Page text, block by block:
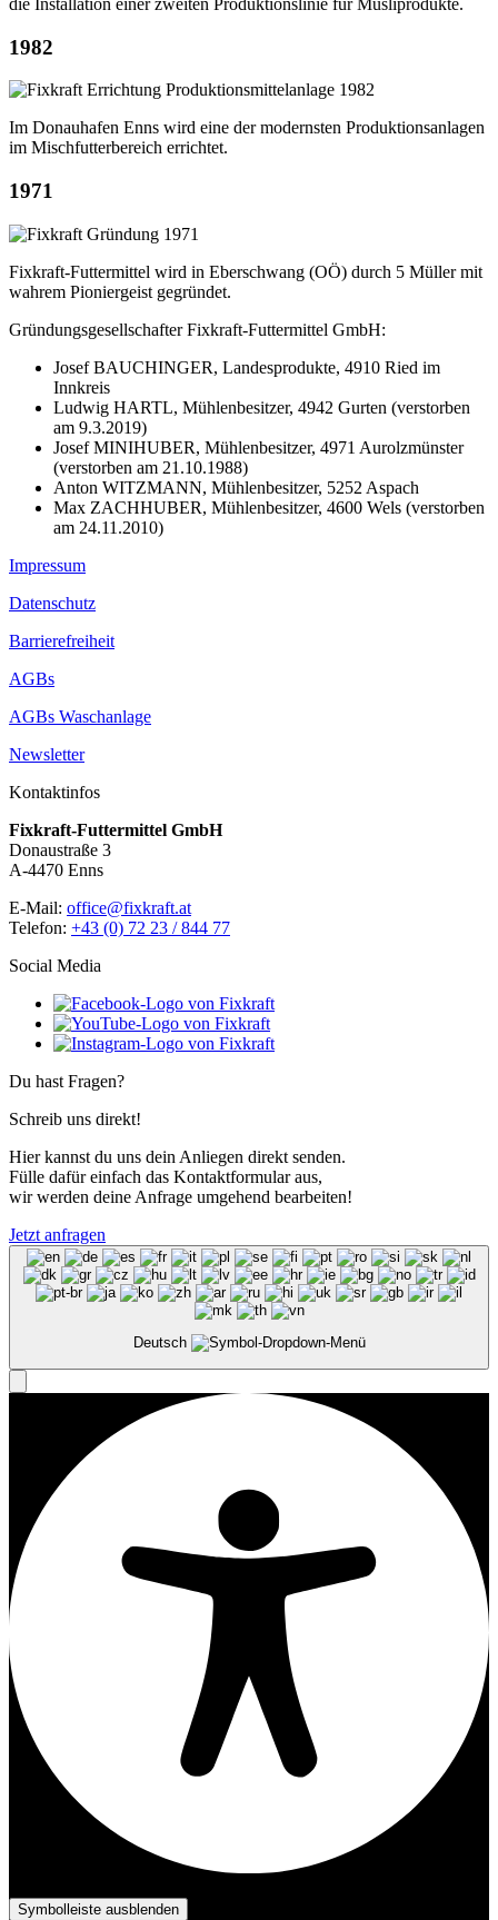
die Installation einer zweiten Produktionslinie für Müsliprodukte.
1982
Im Donauhafen Enns wird eine der modernsten Produktionsanlagen
im Mischfutterbereich errichtet.
1971
Fixkraft-Futtermittel wird in Eberschwang (OÖ) durch 5 Müller mit
wahrem Pioniergeist gegründet.
Gründungsgesellschafter Fixkraft-Futtermittel GmbH:
Josef BAUCHINGER, Landesprodukte, 4910 Ried im
Innkreis
Ludwig HARTL, Mühlenbesitzer, 4942 Gurten (verstorben
am 9.3.2019)
Josef MINIHUBER, Mühlenbesitzer, 4971 Aurolzmünster
(verstorben am 21.10.1988)
Anton WITZMANN, Mühlenbesitzer, 5252 Aspach
Max ZACHHUBER, Mühlenbesitzer, 4600 Wels (verstorben
am 24.11.2010)
Impressum
Datenschutz
Barrierefreiheit
AGBs
AGBs Waschanlage
Newsletter
Kontaktinfos
Fixkraft-Futtermittel GmbH
Donaustraße 3
A-4470 Enns
E-Mail: office@fixkraft.at
Telefon: +43 (0) 72 23 / 844 77
Social Media
Du hast Fragen?
Schreib uns direkt!
Hier kannst du uns dein Anliegen direkt senden.
Fülle dafür einfach das Kontaktformular aus,
wir werden deine Anfrage umgehend bearbeiten!
Jetzt anfragen
Deutsch
Symbolleiste ausblenden